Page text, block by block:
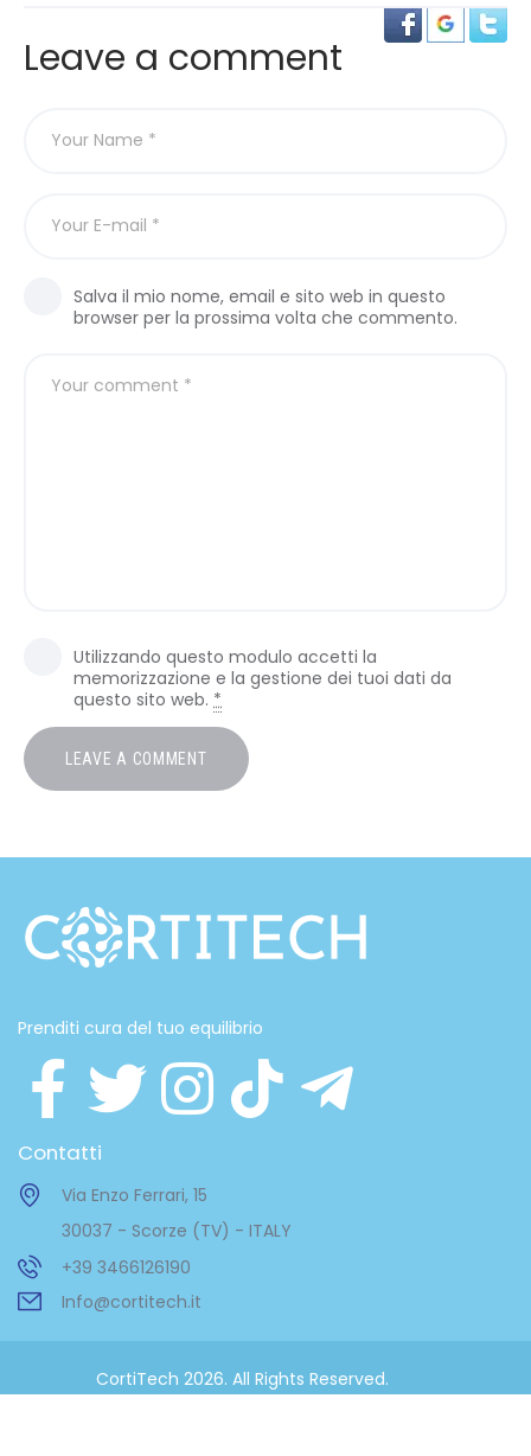
Leave a comment
Salva il mio nome, email e sito web in questo
browser per la prossima volta che commento.
Utilizzando questo modulo accetti la
memorizzazione e la gestione dei tuoi dati da
questo sito web. *
Prenditi cura del tuo equilibrio
Contatti
Via Enzo Ferrari, 15
30037 - Scorze (TV) - ITALY
+39 3466126190
Info@cortitech.it
CortiTech 2026. All Rights Reserved.